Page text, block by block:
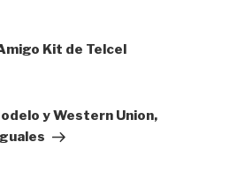
Kit de Telcel
y Western Union,